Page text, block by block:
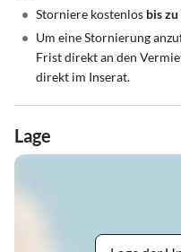
• Storniere kostenlos bis
• Um eine Stornierung
Frist direkt an den
direkt im Inserat.
Lage